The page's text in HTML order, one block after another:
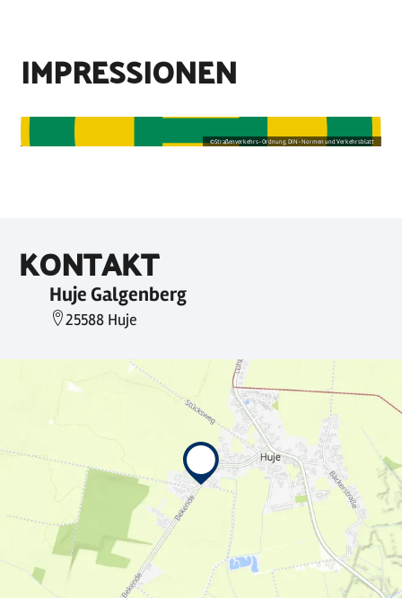
IMPRESSIONEN
©Straßenverkehrs-Ordnung, DIN-Normen und Verkehrsblatt
KONTAKT
Huje Galgenberg
25588 Huje